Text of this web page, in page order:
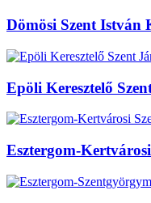
Dömösi Szent István
Epöli Keresztelő
Esztergom-